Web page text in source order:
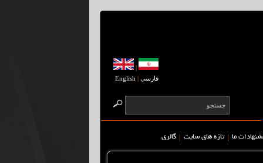
|
فارسی |
English
ما | تازه های سایت | گالری